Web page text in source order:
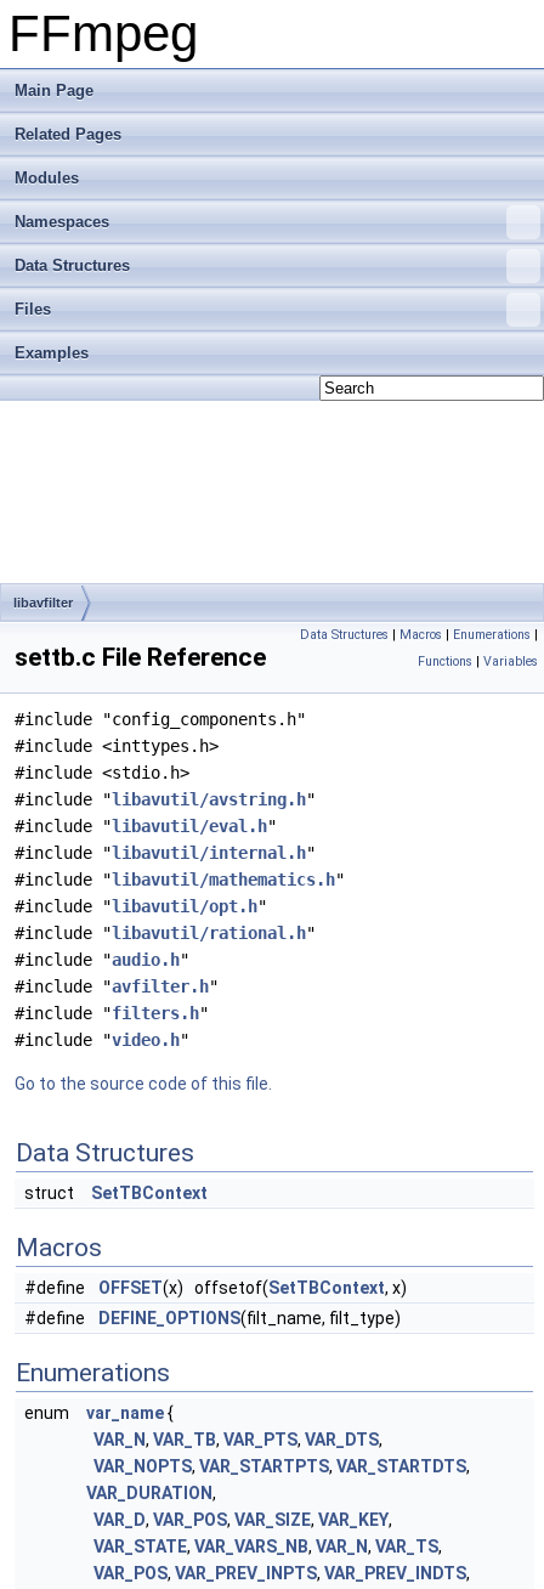
FFmpeg
Main Page
Related Pages
Modules
Namespaces
Data Structures
Files
Examples
libavfilter
Data Structures | Macros | Enumerations |
Functions | Variables
settb.c File Reference
#include "config_components.h"
#include <inttypes.h>
#include <stdio.h>
#include "libavutil/avstring.h"
#include "libavutil/eval.h"
#include "libavutil/internal.h"
#include "libavutil/mathematics.h"
#include "libavutil/opt.h"
#include "libavutil/rational.h"
#include "audio.h"
#include "avfilter.h"
#include "filters.h"
#include "video.h"
Go to the source code of this file.
Data Structures
struct SetTBContext
Macros
#define OFFSET(x) offsetof(SetTBContext, x)
#define
DEFINE_OPTIONS(filt_name, filt_type)
Enumerations
enum var_name{
VAR_N, VAR_TB, VAR_PTS, VAR_DTS,
VAR_NOPTS, VAR_STARTPTS, VAR_STARTDTS,
VAR_DURATION,
VAR_D, VAR_POS, VAR_SIZE, VAR_KEY,
VAR_STATE, VAR_VARS_NB, VAR_N, VAR_TS,
VAR_POS, VAR_PREV_INPTS, VAR_PREV_INDTS,